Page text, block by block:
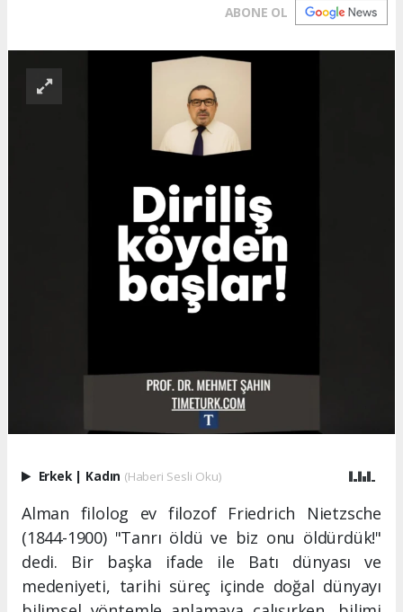
ABONE OL
Erkek | Kadın (Haberi Sesli Oku)
Alman filolog ev filozof Friedrich Nietzsche
(1844-1900) "Tanrı öldü ve biz onu öldürdük!"
dedi. Bir başka ifade ile Batı dünyası ve
medeniyeti, tarihi süreç içinde doğal dünyayı